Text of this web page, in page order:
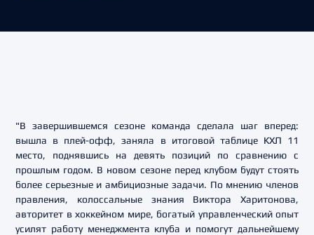
"В завершившемся сезоне команда сделала шаг вперед:
вышла в плей-офф, заняла в итоговой таблице КХЛ 11
место, поднявшись на девять позиций по сравнению с
прошлым годом. В новом сезоне перед клубом будут стоять
более серьезные и амбициозные задачи. По мнению членов
правления, колоссальные знания Виктора Харитонова,
авторитет в хоккейном мире, богатый управленческий опыт
усилят работу менеджмента клуба и помогут дальнейшему